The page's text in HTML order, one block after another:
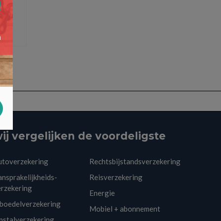
vergelijken de voordeligste
Rechtsbijstandsverzekering
Reisverzekering
Energie
Mobiel + abonnement